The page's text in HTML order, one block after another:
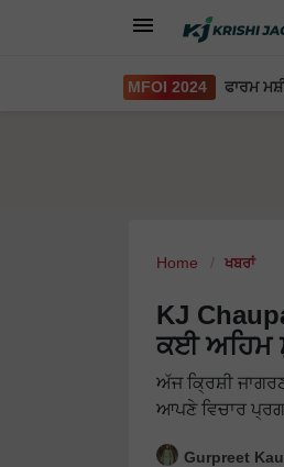
MFOI 2024 ਫਾਰਮ
Home ਖਬਰਾਂ
KJ
ਕਈ ਅਹਿਮ
ਅੱਜ ਕ੍ਰਿਸ਼ੀ
ਆਪਣੇ ਵਿਚਾਰ
Gurpreet